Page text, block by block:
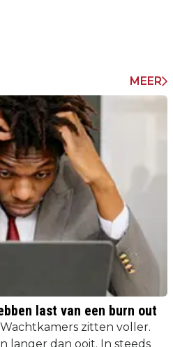
MEER
last van een burn out
zitten voller.
langer dan ooit. In steeds